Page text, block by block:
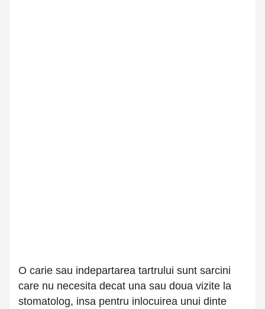
O carie sau indepartarea tartrului sunt sarcini
care nu necesita decat una sau doua vizite la
stomatolog, insa pentru inlocuirea unui dinte